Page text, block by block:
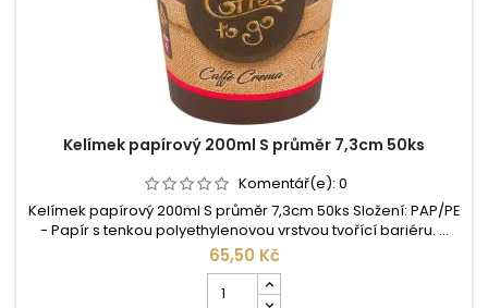
Kelímek papírový 200ml S průměr 7,3cm 50ks
Komentář(e): 0
Kelímek papírový 200ml S průměr 7,3cm 50ks Složení: PAP/PE
- Papír s tenkou polyethylenovou vrstvou tvořící bariéru. ...
65,50 Kč
kusů